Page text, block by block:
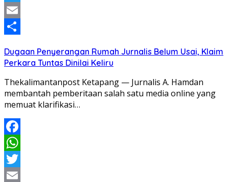
Twitter
Email
Dugaan Penyerangan Rumah Jurnalis Belum Usai, Klaim
Perkara Tuntas Dinilai Keliru
Thekalimantanpost Ketapang — Jurnalis A. Hamdan
membantah pemberitaan salah satu media online yang
memuat klarifikasi…
Facebook
WhatsApp
Twitter